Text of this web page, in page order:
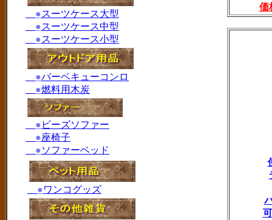
価
●スーツケース大型
●スーツケース中型
●スーツケース小型
●バーベキューコンロ
●燃料用木炭
● ビーズソファー
●座椅子
●ソファーベッド
●ワンコグッズ